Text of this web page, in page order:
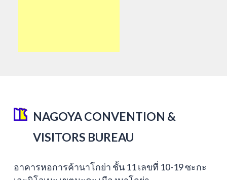
NAGOYA CONVENTION &
VISITORS BUREAU
อาคารหอการค้านาโกย่า ชั้น 11 เลขที่ 10-19 ซะกะ